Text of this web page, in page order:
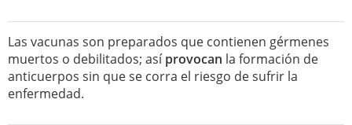
Las vacunas son preparados que contienen gérmenes
muertos o debilitados; asíprovocan la formación de
anticuerpos sin que se corra el riesgo de sufrir la
enfermedad.